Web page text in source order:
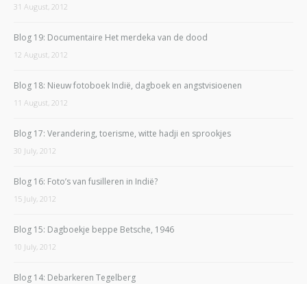
31 August, 2012
Blog 19: Documentaire Het merdeka van de dood
12 August, 2012
Blog 18: Nieuw fotoboek Indië, dagboek en angstvisioenen
11 August, 2012
Blog 17: Verandering, toerisme, witte hadji en sprookjes
30 July, 2012
Blog 16: Foto’s van fusilleren in Indië?
15 July, 2012
Blog 15: Dagboekje beppe Betsche, 1946
10 July, 2012
Blog 14: Debarkeren Tegelberg